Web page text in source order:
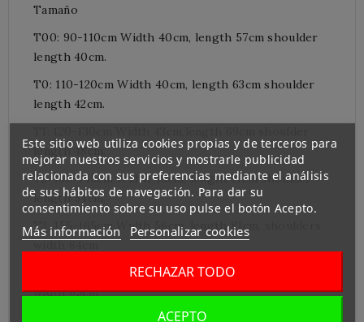
Tamaño
T00: 90-110cm Width 40cm, length 57cm shoulder
length 40cm.
T0: 110-120cm Width 40cm, length 63cm shoulder
length 42cm.
length 48cm.
T2: 130-145cm Width 48cm, length 71cm shoulder
length 54cm.
T3: 155-165cm Width 56cm, length 81cm, shoulders
width 64cm
T4: 165-170cm Width 57cm, length 90cm, shoulders
width 65cm
Este sitio web utiliza cookies propias y de terceros para
mejorar nuestros servicios y mostrarle publicidad
relacionada con sus preferencias mediante el análisis
de sus hábitos de navegación. Para dar su
consentimiento sobre su uso pulse el botón Acepto.
Más información Personalizar cookies
RECHAZAR TODO
ACEPTO